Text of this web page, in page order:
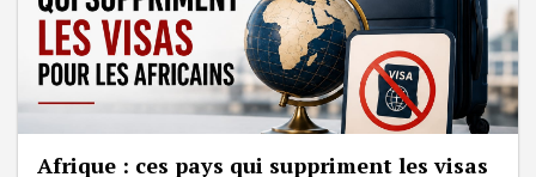
Afrique : ces pays qui suppriment les visas